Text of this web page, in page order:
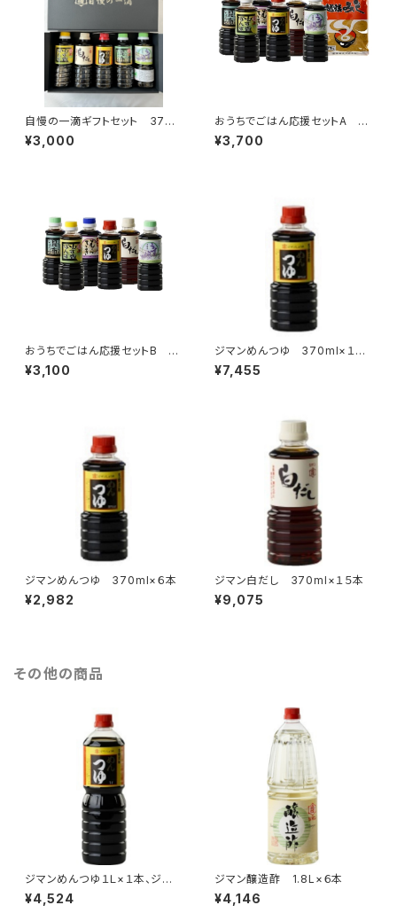
自慢の一滴ギフトセット 370
ｍｌ×５本
¥3,000
おうちでごはん応援セットA 3
70ｍｌ×６本+１ｋg
¥3,700
おうちでごはん応援セットB 3
70ｍｌ×６本
¥3,100
ジマンめんつゆ 370ml×１５
本
¥7,455
ジマンめんつゆ 370ml×６本
¥2,982
ジマン白だし 370ml×１５本
¥9,075
その他の商品
ジマンめんつゆ１Ｌ×１本、ジマ
ン白だし１Ｌ×１本、ジマン越後
みそ１Ｋ×４ケ
¥4,524
ジマン醸造酢 1.8L×６本
¥4,146